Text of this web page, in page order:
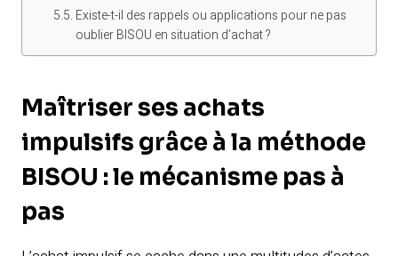
Existe-t-il des rappels ou applications pour ne pas
oublier BISOU en situation d’achat ?
Maîtriser ses achats
impulsifs grâce à la méthode
BISOU : le mécanisme pas à
pas